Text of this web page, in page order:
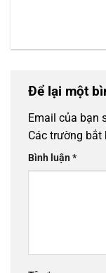
Để lại một
Email của bạn
Các trường
Bình luận*